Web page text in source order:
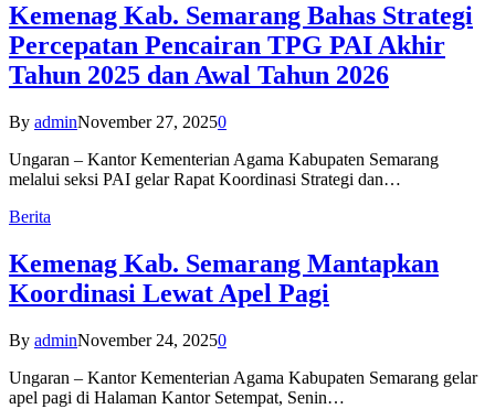
Kemenag Kab. Semarang Bahas Strategi
Percepatan Pencairan TPG PAI Akhir
Tahun 2025 dan Awal Tahun 2026
By adminNovember 27, 20250
Ungaran – Kantor Kementerian Agama Kabupaten Semarang
melalui seksi PAI gelar Rapat Koordinasi Strategi dan…
Berita
Kemenag Kab. Semarang Mantapkan
Koordinasi Lewat Apel Pagi
By adminNovember 24, 20250
Ungaran – Kantor Kementerian Agama Kabupaten Semarang gelar
apel pagi di Halaman Kantor Setempat, Senin…